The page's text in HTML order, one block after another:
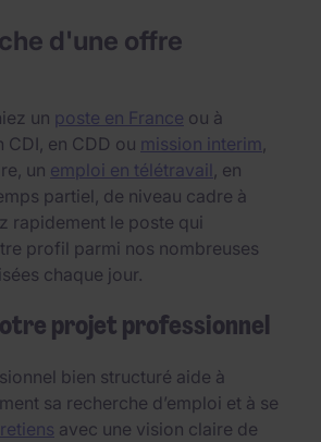
d'une offre
un poste en France ou à
en CDD ou mission interim ,
un emploi en télétravail , en
partiel, de niveau cadre à
rapidement le poste qui
profil parmi nos nombreuses
chaque jour.
projet professionnel
bien structuré aide à
sa recherche d’emploi et à se
avec une vision claire de